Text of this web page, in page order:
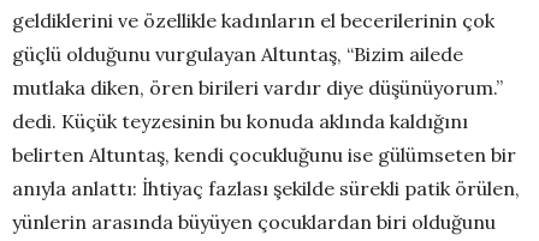
geldiklerini ve özellikle kadınların el becerilerinin çok
güçlü olduğunu vurgulayan Altuntaş, “Bizim ailede
mutlaka diken, ören birileri vardır diye düşünüyorum.”
dedi. Küçük teyzesinin bu konuda aklında kaldığını
belirten Altuntaş, kendi çocukluğunu ise gülümseten bir
anıyla anlattı: İhtiyaç fazlası şekilde sürekli patik örülen,
yünlerin arasında büyüyen çocuklardan biri olduğunu